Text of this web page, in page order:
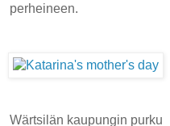
perheineen.
Wärtsilän kaupungin purku